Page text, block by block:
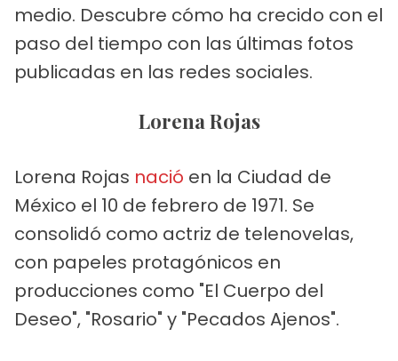
medio. Descubre cómo ha crecido con el
paso del tiempo con las últimas fotos
publicadas en las redes sociales.
Lorena Rojas
Lorena Rojas nació en la Ciudad de
México el 10 de febrero de 1971. Se
consolidó como actriz de telenovelas,
con papeles protagónicos en
producciones como "El Cuerpo del
Deseo", "Rosario" y "Pecados Ajenos".